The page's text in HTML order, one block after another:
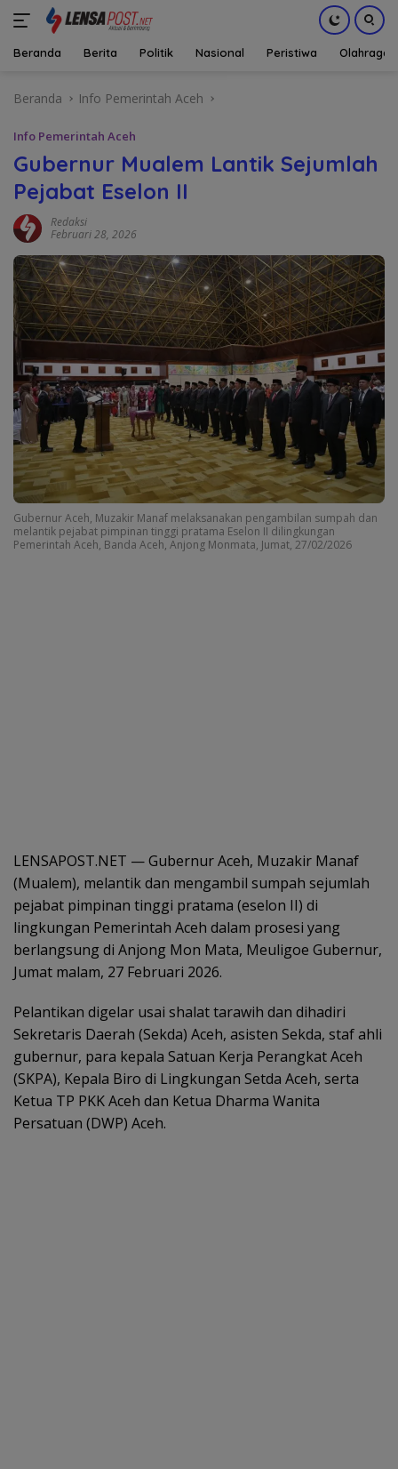
Beranda Berita Politik Nasional Peristiwa Olahraga
Beranda Info Pemerintah Aceh
Info Pemerintah Aceh
Gubernur Mualem Lantik Sejumlah
Pejabat Eselon II
Redaksi
Februari 28, 2026
Gubernur Aceh, Muzakir Manaf melaksanakan pengambilan sumpah dan
melantik pejabat pimpinan tinggi pratama Eselon II dilingkungan
Pemerintah Aceh, Banda Aceh, Anjong Monmata, Jumat, 27/02/2026
LENSAPOST.NET — Gubernur Aceh, Muzakir Manaf
(Mualem), melantik dan mengambil sumpah sejumlah
pejabat pimpinan tinggi pratama (eselon II) di
lingkungan Pemerintah Aceh dalam prosesi yang
berlangsung di Anjong Mon Mata, Meuligoe Gubernur,
Jumat malam, 27 Februari 2026.
Pelantikan digelar usai shalat tarawih dan dihadiri
Sekretaris Daerah (Sekda) Aceh, asisten Sekda, staf ahli
gubernur, para kepala Satuan Kerja Perangkat Aceh
(SKPA), Kepala Biro di Lingkungan Setda Aceh, serta
Ketua TP PKK Aceh dan Ketua Dharma Wanita
Persatuan (DWP) Aceh.